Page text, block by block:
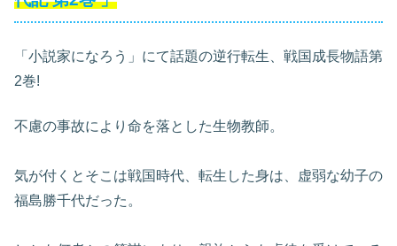
「小説家になろう」にて話題の逆行転生、戦国成長物語第
2巻!
不慮の事故により命を落とした生物教師。
気が付くとそこは戦国時代、転生した身は、虚弱な幼子の
福島勝千代だった。